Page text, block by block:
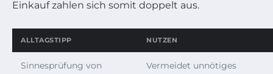
Einkauf zahlen sich somit doppelt aus.
ALLTAGSTIPP NUTZEN
Sinnesprüfung von
Vermeidet unnötiges